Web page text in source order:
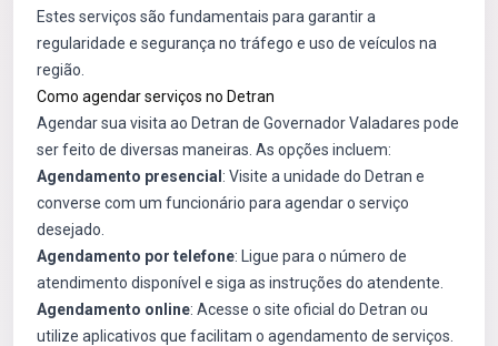
Estes serviços são fundamentais para garantir a
regularidade e segurança no tráfego e uso de veículos na
região.
Como agendar serviços no Detran
Agendar sua visita ao Detran de Governador Valadares pode
ser feito de diversas maneiras. As opções incluem:
Agendamento presencial : Visite a unidade do Detran e
converse com um funcionário para agendar o serviço
desejado.
Agendamento por telefone: Ligue para o número de
atendimento disponível e siga as instruções do atendente.
Agendamento online: Acesse o site oficial do Detran ou
utilize aplicativos que facilitam o agendamento de serviços.